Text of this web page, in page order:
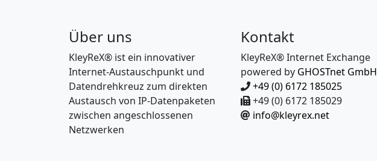
Über uns
KleyReX® ist ein innovativer
Internet-Austauschpunkt und
Datendrehkreuz zum direkten
Austausch von IP-Datenpaketen
zwischen angeschlossenen
Netzwerken
Kontakt
KleyReX® Internet Exchange
powered by GHOSTnet GmbH
+49 (0) 6172 185025
+49 (0) 6172 185029
info@kleyrex.net